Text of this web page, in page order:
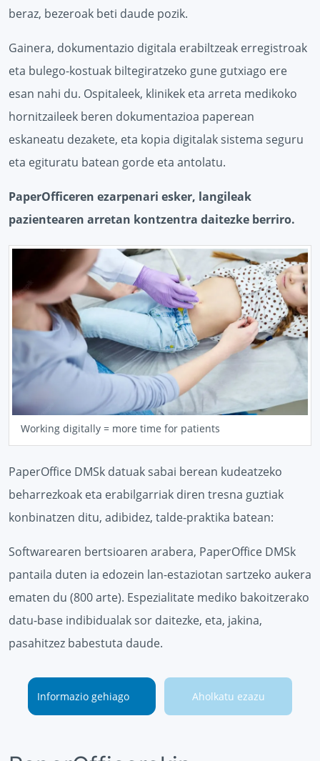
beraz, bezeroak beti daude pozik.
Gainera, dokumentazio digitala erabiltzeak erregistroak
eta bulego-kostuak biltegiratzeko gune gutxiago ere
esan nahi du. Ospitaleek, klinikek eta arreta medikoko
hornitzaileek beren dokumentazioa paperean
eskaneatu dezakete, eta kopia digitalak sistema seguru
eta egituratu batean gorde eta antolatu.
PaperOfficeren ezarpenari esker, langileak
pazientearen arretan kontzentra daitezke berriro.
Working digitally = more time for patients
PaperOffice DMSk datuak sabai berean kudeatzeko
beharrezkoak eta erabilgarriak diren tresna guztiak
konbinatzen ditu, adibidez, talde-praktika batean:
Softwarearen bertsioaren arabera, PaperOffice DMSk
pantaila duten ia edozein lan-estaziotan sartzeko aukera
ematen du (800 arte). Espezialitate mediko bakoitzerako
datu-base indibidualak sor daitezke, eta, jakina,
pasahitzez babestuta daude.
Informazio gehiago Aholkatu ezazu